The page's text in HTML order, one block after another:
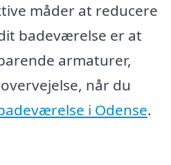
måder at reducere
badeværelse er at
armaturer,
når du
i Odense.